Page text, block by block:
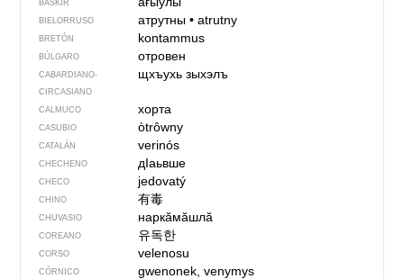
BASKIR
BIELORRUSO атрутны• atrutny
BRETÓN kontammus
BÚLGARO отровен
CABARDIANO-
CIRCASIANO
щхъухь зыхэлъ
CALMUCO хорта
CASUBIO òtrôwny
CATALÁN verinós
CHECHENO дIаьвше
CHECO jedovatý
CHINO 有毒
CHUVASIO наркӑмӑшлӑ
COREANO 유독한
CORSO velenosu
CÓRNICO gwenonek, venymys